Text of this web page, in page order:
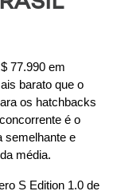
77.990 em
barato que o
os hatchbacks
é o
semelhante e
média.
S Edition 1.0 de